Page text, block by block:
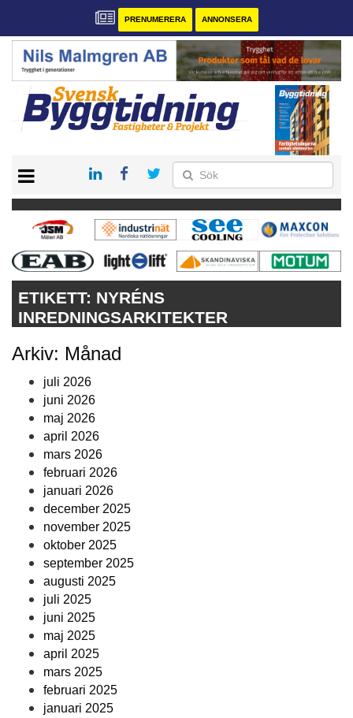
PRENUMERERA ANNONSERA
PRENUMERERA
VÅRA ANDRA MAGASIN
ANNONSERA
KONTAKT
ETIKETT: NYRÉNS
INREDNINGSARKITEKTER
Arkiv: Månad
juli 2026
juni 2026
maj 2026
april 2026
mars 2026
februari 2026
januari 2026
december 2025
november 2025
oktober 2025
september 2025
augusti 2025
juli 2025
juni 2025
maj 2025
april 2025
mars 2025
februari 2025
januari 2025